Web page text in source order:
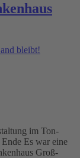
im Ton-
Es war eine
Groß-